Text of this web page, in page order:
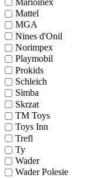
Mattel
MGA
Nines d'Onil
Norimpex
Playmobil
Prokids
Schleich
Simba
Skrzat
TM Toys
Toys Inn
Trefl
Ty
Wader
Wader Polesie